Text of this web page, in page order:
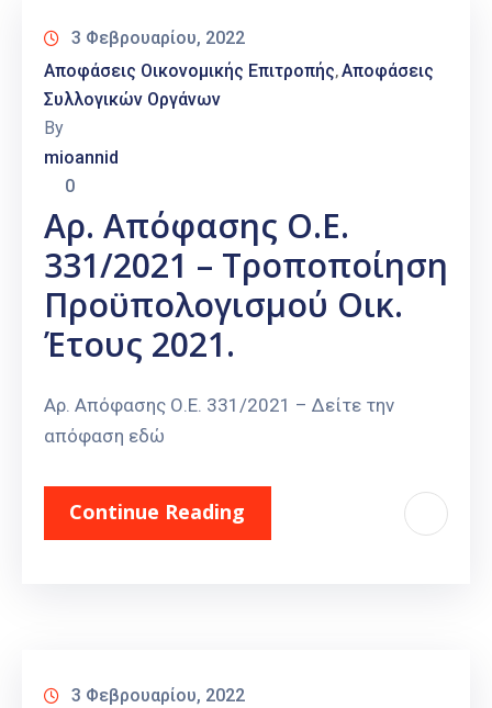
3 Φεβρουαρίου, 2022
Αποφάσεις Οικονομικής Επιτροπής‚Αποφάσεις
Συλλογικών Οργάνων
By
mioannid
0
Αρ. Απόφασης Ο.Ε.
331/2021 – Τροποποίηση
Προϋπολογισμού Οικ.
Έτους 2021.
Αρ. Απόφασης Ο.Ε. 331/2021 – Δείτε την
απόφαση εδώ
Continue Reading
3 Φεβρουαρίου, 2022